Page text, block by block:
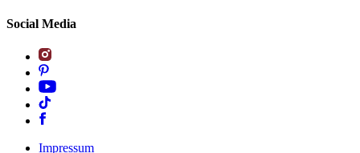
Social Media
Impressum